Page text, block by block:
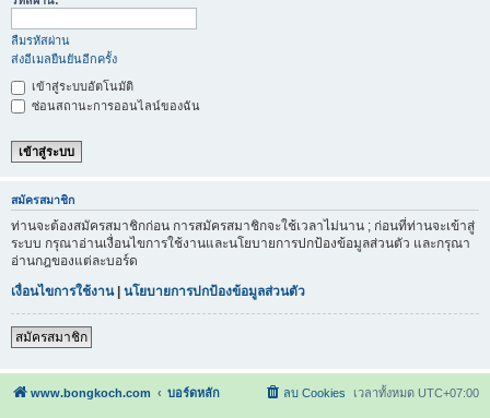
ลืมรหัสผ่าน
ส่งอีเมลยืนยันอีกครั้ง
เข้าสู่ระบบอัตโนมัติ
ซ่อนสถานะการออนไลน์ของฉัน
สมัครสมาชิก
ท่านจะต้องสมัครสมาชิกก่อน การสมัครสมาชิกจะใช้เวลาไม่นาน ; ก่อนที่ท่านจะเข้าสู่
ระบบ กรุณาอ่านเงื่อนไขการใช้งานและนโยบายการปกป้องข้อมูลส่วนตัว และกรุณา
อ่านกฎของแต่ละบอร์ด
เงื่อนไขการใช้งาน| นโยบายการปกป้องข้อมูลส่วนตัว
สมัครสมาชิก
www.bongkoch.com บอร์ดหลัก เวลาทั้งหมด UTC+07:00
ลบ Cookies